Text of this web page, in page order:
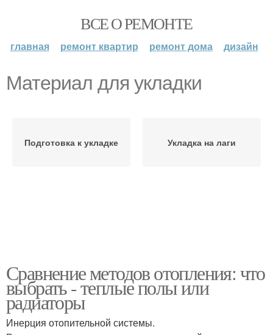
ВСЕ О РЕМОНТЕ
главная ремонт квартир ремонт дома дизайн
Материал для укладки
Подготовка к укладке Укладка на лаги
Сравнение методов отопления: что
выбрать - теплые полы или
радиаторы
Инерция отопительной системы.